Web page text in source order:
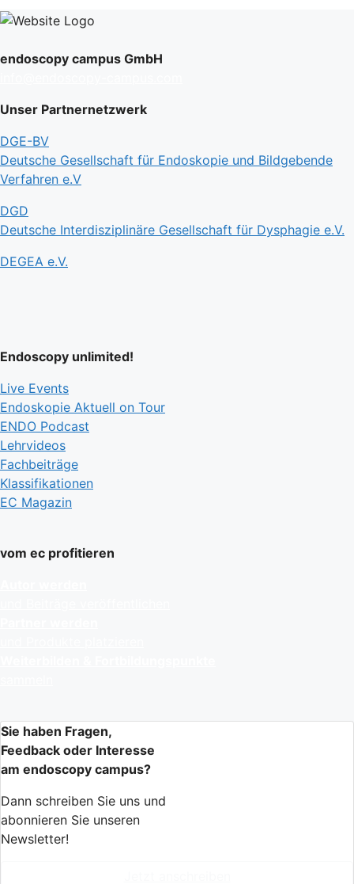
endoscopy campus GmbH
Unser Partnernetzwerk
DGE-BV
Deutsche Gesellschaft für Endoskopie und Bildgebende
Verfahren e.V
DGD
Deutsche Interdisziplinäre Gesellschaft für Dysphagie e.V.
DEGEA e.V.
Endoscopy unlimited!
Live Events
Endoskopie Aktuell on Tour
ENDO Podcast
Lehrvideos
Fachbeiträge
Klassifikationen
EC Magazin
vom ec profitieren
Sie haben Fragen,
Feedback oder Interesse
am endoscopy campus?
Dann schreiben Sie uns und
abonnieren Sie unseren
Newsletter!